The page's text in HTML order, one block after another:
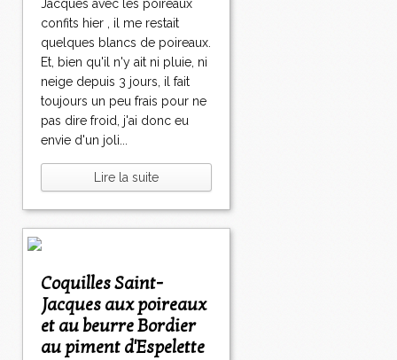
Jacques avec les poireaux
confits hier , il me restait
quelques blancs de poireaux.
Et, bien qu'il n'y ait ni pluie, ni
neige depuis 3 jours, il fait
toujours un peu frais pour ne
pas dire froid, j'ai donc eu
envie d'un joli...
Lire la suite
Coquilles Saint-
Jacques aux poireaux
et au beurre Bordier
au piment d'Espelette